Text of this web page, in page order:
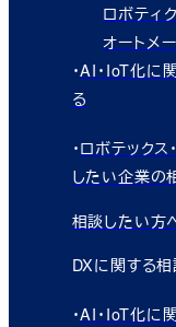
ロボティ
オートメ
・AI・IoT化に
る
・ロボテックス
したい企業の
相談したい方
DXに関する
・AI・IoT化に